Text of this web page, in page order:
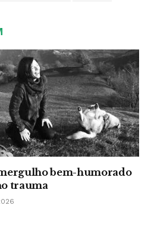
mergulho bem-humorado
trauma